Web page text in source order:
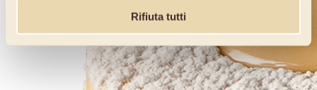
Rifiuta tutti